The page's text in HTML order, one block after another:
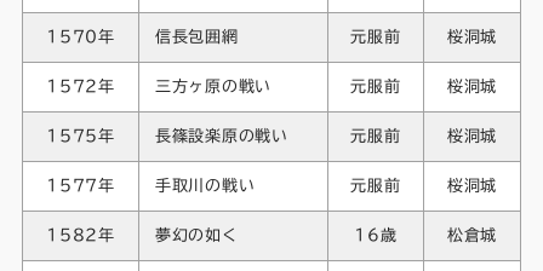
1570年 信長包囲網 元服前 桜洞城
1572年 三方ヶ原の戦い 元服前 桜洞城
1575年 長篠設楽原の戦い 元服前 桜洞城
1577年 手取川の戦い 元服前 桜洞城
1582年 夢幻の如く 16歳 松倉城